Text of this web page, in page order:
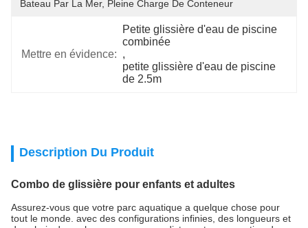
Bateau Par La Mer, Pleine Charge De Conteneur
Mettre en évidence:
Petite glissière d'eau de piscine
combinée
,
petite glissière d'eau de piscine
de 2.5m
Description Du Produit
Combo de glissière pour enfants et adultes
Assurez-vous que votre parc aquatique a quelque chose pour
tout le monde. avec des configurations infinies, des longueurs et